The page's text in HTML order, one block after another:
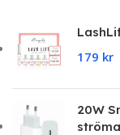
179 kr
20W